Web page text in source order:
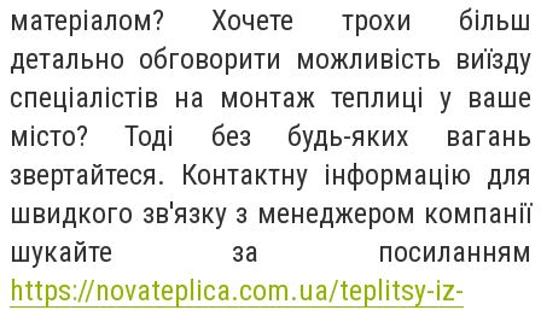
матеріалом? Хочете трохи більш
детально обговорити можливість виїзду
спеціалістів на монтаж теплиці у ваше
місто? Тоді без будь-яких вагань
звертайтеся. Контактну інформацію для
швидкого зв'язку з менеджером компанії
шукайте за посиланням
https://novateplica.com.ua/teplitsy-iz-